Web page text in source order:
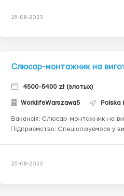
25-08-2023
Слюсар-монтажник на
4500-5400 zł (злотых)
WorklifeWarszawa5 Polska
Вакансія: Слюсар-монтажник на
Підприємство: Спеціалізуємося у
25-08-2023